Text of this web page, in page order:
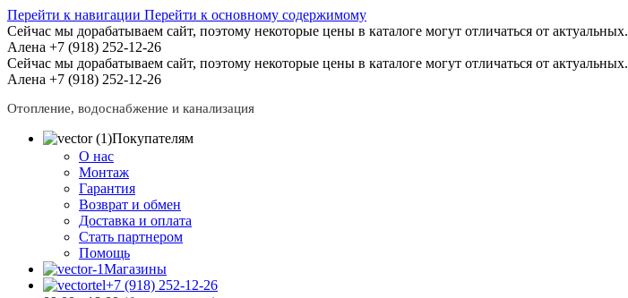
Перейти к навигации Перейти к основному содержимому
Сейчас мы дорабатываем сайт, поэтому некоторые цены в каталоге могут отличаться от актуальных.
Алена +7 (918) 252-12-26
Сейчас мы дорабатываем сайт, поэтому некоторые цены в каталоге могут отличаться от актуальных.
Алена +7 (918) 252-12-26
Отопление, водоснабжение и канализация
Покупателям
О нас
Монтаж
Гарантия
Возврат и обмен
Доставка и оплата
Стать партнером
Помощь
Магазины
+7 (918) 252-12-26